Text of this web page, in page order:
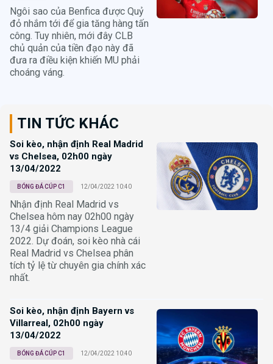
Ngôi sao của Benfica được Quỷ
đỏ nhắm tới để gia tăng hàng tấn
công. Tuy nhiên, mới đây CLB
chủ quản của tiền đạo này đã
đưa ra điều kiện khiến MU phải
choáng váng.
TIN TỨC KHÁC
Soi kèo, nhận định Real Madrid
vs Chelsea, 02h00 ngày
13/04/2022
BÓNG ĐÁ CÚP C1 12/04/2022 10:40
Nhận định Real Madrid vs
Chelsea hôm nay 02h00 ngày
13/4 giải Champions League
2022. Dự đoán, soi kèo nhà cái
Real Madrid vs Chelsea phân
tích tỷ lệ từ chuyên gia chính xác
nhất.
Soi kèo, nhận định Bayern vs
Villarreal, 02h00 ngày
13/04/2022
BÓNG ĐÁ CÚP C1 12/04/2022 10:40